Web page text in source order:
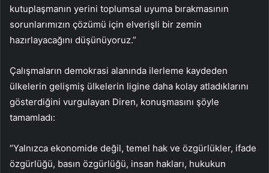
kutuplaşmanın yerini toplumsal uyuma bırakmasının
sorunlarımızın çözümü için elverişli bir zemin
hazırlayacağını düşünüyoruz.”
Çalışmaların demokrasi alanında ilerleme kaydeden
ülkelerin gelişmiş ülkelerin ligine daha kolay atladıklarını
gösterdiğini vurgulayan Diren, konuşmasını şöyle
tamamladı:
“Yalnızca ekonomide değil, temel hak ve özgürlükler, ifade
özgürlüğü, basın özgürlüğü, insan hakları, hukukun